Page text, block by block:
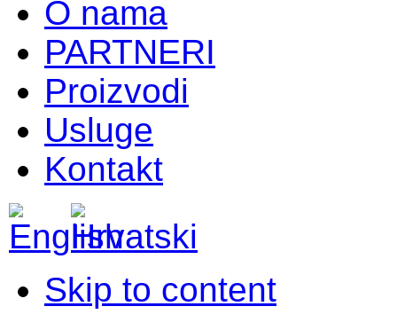
O nama
PARTNERI
Proizvodi
Usluge
Kontakt
Skip to content